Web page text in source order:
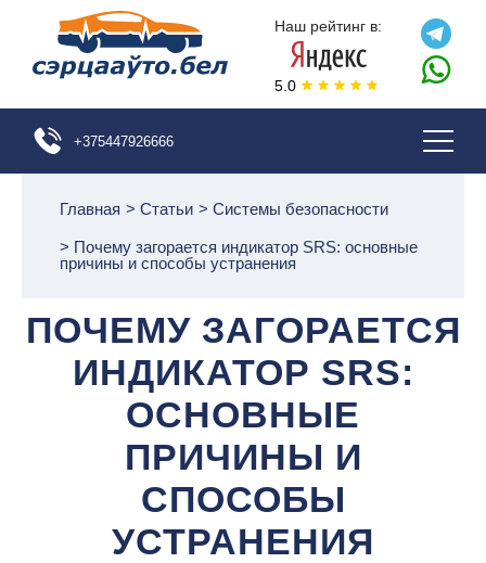
Наш рейтинг в:
5.0
+375447926666
Главная > Статьи > Системы безопасности
> Почему загорается индикатор SRS: основные
причины и способы устранения
ПОЧЕМУ ЗАГОРАЕТСЯ
ИНДИКАТОР SRS:
ОСНОВНЫЕ
ПРИЧИНЫ И
СПОСОБЫ
УСТРАНЕНИЯ